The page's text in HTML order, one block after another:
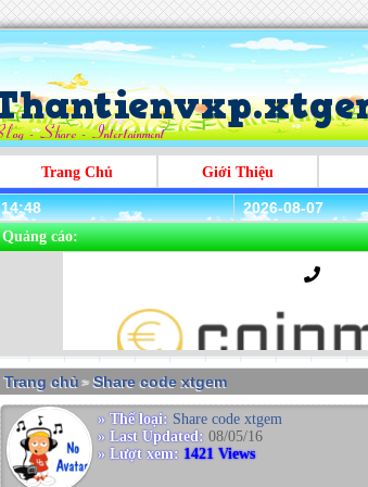
Trang Chủ Giới Thiệu
14:48 2026-08-07
Quảng cáo:
Trang chủ >Share code xtgem
» Thể loại: Share code xtgem
» Last Updated: 08/05/16
» Lượt xem: 1421 Views